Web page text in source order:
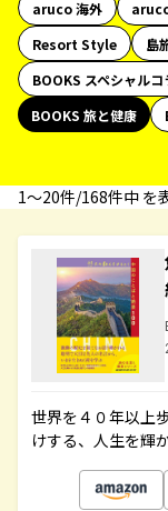
aruco 海外
Resort Style
島
BOOKS スペシャルコ
BOOKS 旅と健康
1〜20件/168件中 を
世界を４０年以上
けする、人生を輝